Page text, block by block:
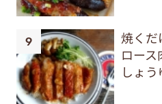
焼く
ロー
しょう